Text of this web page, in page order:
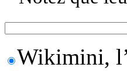
Wikimini,